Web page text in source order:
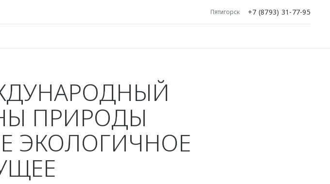
Пятигорск +7 (8793) 31-77-95
ПРИРОДЫ
ЭКОЛОГИЧНОЕ